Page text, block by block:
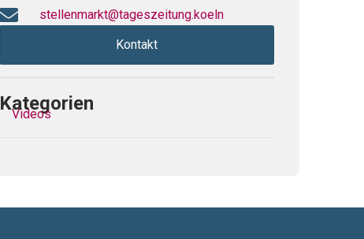
stellenmarkt@tageszeitung.koeln
Kontakt
Kategorien
Videos